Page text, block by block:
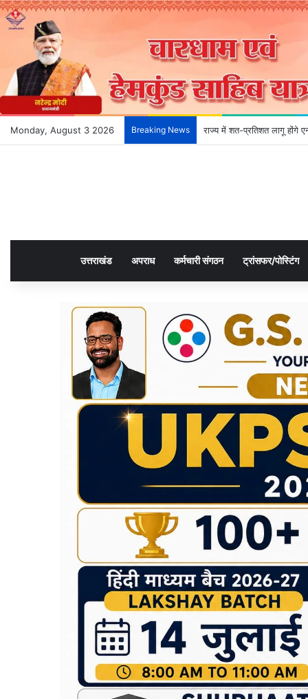
Monday, August 3 2026 Breaking News राज्य में शत-प्रतिशत लागू होंगे
उत्तराखंड अपराध कर्मचारी संगठन ट्रांसफर/पोस्टिंग